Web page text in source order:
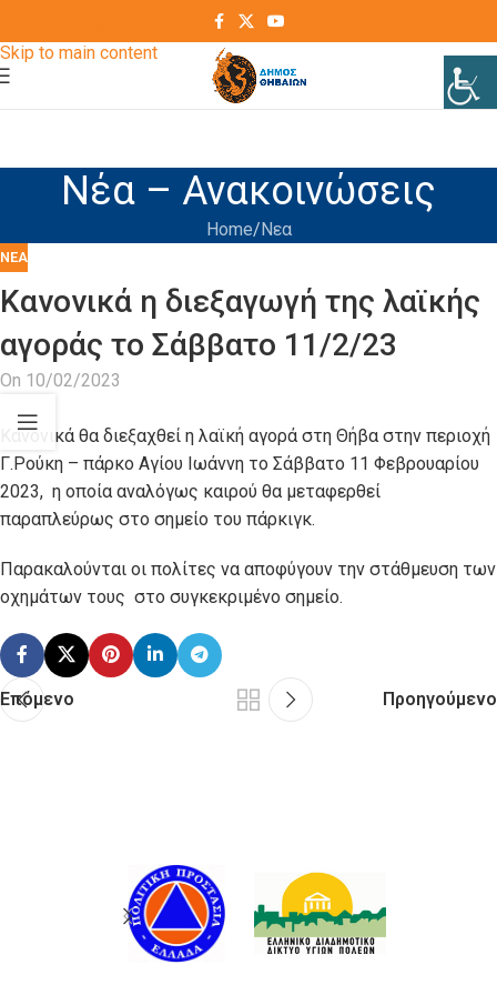
Skip to main content
Νέα – Ανακοινώσεις
Home Νεα
ΝΕΑ
Κανονικά η διεξαγωγή της λαϊκής
αγοράς το Σάββατο 11/2/23
On 10/02/2023
Κανονικά θα διεξαχθεί η λαϊκή αγορά στη Θήβα στην περιοχή
Γ.Ρούκη – πάρκο Αγίου Ιωάννη το Σάββατο 11 Φεβρουαρίου
2023, η οποία αναλόγως καιρού θα μεταφερθεί
παραπλεύρως στο σημείο του πάρκιγκ.
Παρακαλούνται οι πολίτες να αποφύγουν την στάθμευση των
οχημάτων τους στο συγκεκριμένο σημείο.
Επόμενο Προηγούμενο